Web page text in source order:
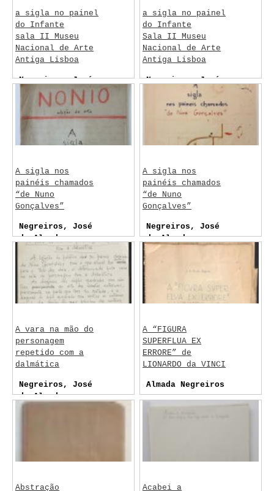
a sigla no painel
do Infante
sala II Museu
Nacional de Arte
Antiga Lisboa
Negreiros, José
de Almada
a sigla no painel
do Infante
Sala II Museu
Nacional de Arte
Antiga Lisboa
Negreiros, José
de Almada
A sigla nos
painéis chamados
“de Nuno
Gonçalves”
Negreiros, José
de Almada
A sigla nos
painéis chamados
“de Nuno
Gonçalves”
Negreiros, José
de Almada
A vara na mão do
personagem
repetido com a
dalmática
Negreiros, José
de Almada
A “FIGURA
SUPERFLUA EX
ERRORE” de
LIONARDO da VINCI
Almada Negreiros
Abstração Acabei a